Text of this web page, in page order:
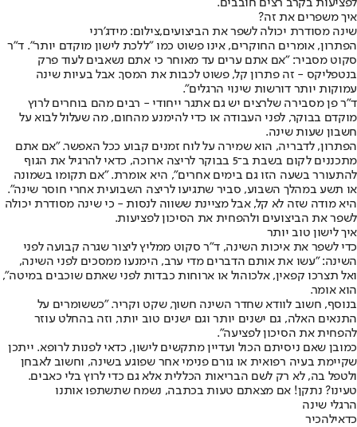
לפציעות בקרב רצים חובבים.
איך משפרים את זה?
שינה מסודרת יכולה לשפר את הביצועים,צילום: מידג'רני
הפתרון, אומרים החוקרים, אינו פשוט כמו "ללכת לישון מוקדם יותר". ד"ר
סקוט מסביר: "אם אתם ערים עד מאוחר כי אתם נשאבים לעוד פרק
בנטפליקס - זה פתרון קל, פשוט לכבות את המסך. אבל בעיות שינה
עמוקות יותר דורשות שינוי הרגלים".
ד"ר פן מסבירה שלרצים יש גם אתגר ייחודי - רבים מהם בוחרים לרוץ
מוקדם בבוקר, לפני העבודה או כדי להימנע מהחום, מה שעלול לבוא על
חשבון שעות שינה.
הפתרון, לדבריה, הוא שמירה על לוח זמנים קבוע ככל האפשר. "אם אתם
מתכננים לקום בשבת ב־5 בבוקר לריצה ארוכה, כדאי להרגיל את הגוף
להתעורר בשעה הזו גם בימים אחרים", היא אומרת. "אם תקומו בשמונה
או תשע במהלך השבוע, סביר שתגיעו לריצה השבועית אחרי חוסר שינה".
היא מודה שזה לא קל, אבל מציינת ששווה לנסות - כי שינה מסודרת יכולה
לשפר את הביצועים ולהפחית את הסיכון לפציעות.
איך לישון טוב יותר
כדי לשפר את איכות השינה, ד"ר סקוט ממליץ ליצור שגרה קבועה לפני
השינה: "עשו את אותם הדברים מדי ערב, הימנעו ממסכים לפני השינה,
ואל תצרכו קפאין, אלכוהול או ארוחות כבדות לפני שאתם שוכבים במיטה",
הוא אומר.
בנוסף, חשוב לוודא שחדר השינה חשוך, שקט וקריר. "כששומרים על
התנאים האלה, גם ישנים יותר וגם ישנים טוב יותר, וזה בהחלט עוזר
להפחית את הסיכון לפציעה".
כמובן שאם ניסיתם הכול ועדיין מתקשים לישון, כדאי לפנות לרופא. ייתכן
שקיימת בעיה רפואית או גורם פנימי אחר שפוגע בשינה, וחשוב לאבחן
ולטפל בה, לא רק לשם הבריאות הכללית אלא גם כדי לרוץ בלי כאבים.
טעינו? נתקן! אם מצאתם טעות בכתבה, נשמח שתשתפו אותנו
הרגלי שינה
כדאילהכיר